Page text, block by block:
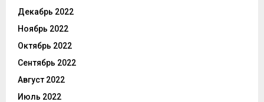
Декабрь 2022
Ноябрь 2022
Октябрь 2022
Сентябрь 2022
Август 2022
Июль 2022